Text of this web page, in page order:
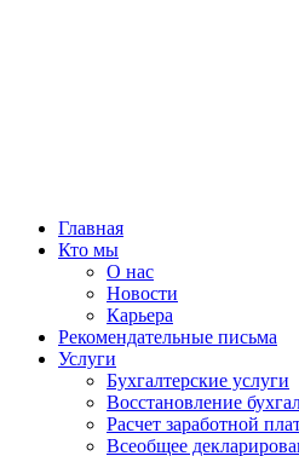
Главная
Кто мы
О нас
Новости
Карьера
Рекомендательные письма
Услуги
Бухгалтерские услуги
Восстановление
Расчет заработной
Всеобщее